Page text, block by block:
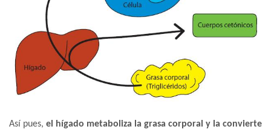
Así pues, el hígado metaboliza la grasa corporal y la convierte